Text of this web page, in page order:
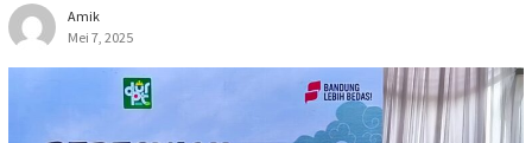
Amik
Mei 7, 2025